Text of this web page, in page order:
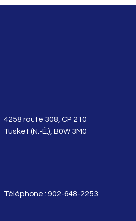
4258 route 308, CP 210
Tusket (N.-É.), B0W 3M0
Téléphone : 902-648-2253